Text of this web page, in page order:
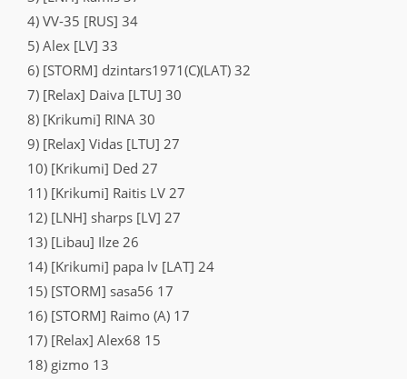
4) VV-35 [RUS] 34
5) Alex [LV] 33
6) [STORM] dzintars1971(C)(LAT) 32
7) [Relax] Daiva [LTU] 30
8) [Krikumi] RINA 30
9) [Relax] Vidas [LTU] 27
10) [Krikumi] Ded 27
11) [Krikumi] Raitis LV 27
12) [LNH] sharps [LV] 27
13) [Libau] Ilze 26
14) [Krikumi] papa lv [LAT] 24
15) [STORM] sasa56 17
16) [STORM] Raimo (A) 17
17) [Relax] Alex68 15
18) gizmo 13